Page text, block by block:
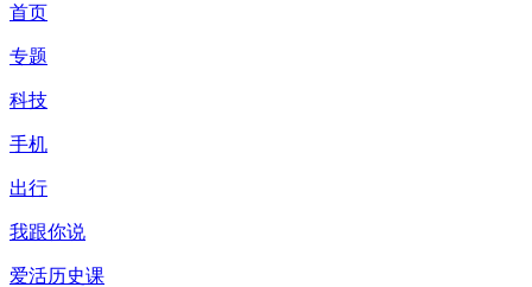
首页
专题
科技
手机
出行
我跟你说
爱活历史课